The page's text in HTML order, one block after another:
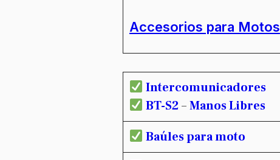
Accesorios para Motos
Intercomunicadores
BT-S2–Manos Libres
Baúles para moto